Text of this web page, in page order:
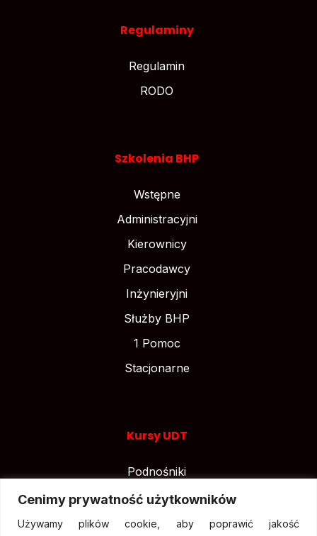
Cenimy prywatność użytkowników
Używamy plików cookie, aby poprawić jakość
Regulaminy
Regulamin
RODO
Szkolenia BHP
Wstępne
Administracyjni
Kierownicy
Pracodawcy
Inżynieryjni
Służby BHP
1 Pomoc
Stacjonarne
Kursy UDT
Podnośniki
Suwnice
Wózki widłowe